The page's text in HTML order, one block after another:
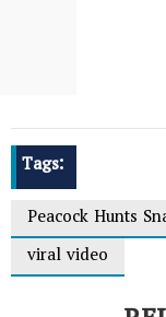
Tags:
Peacock Hunts
viral video